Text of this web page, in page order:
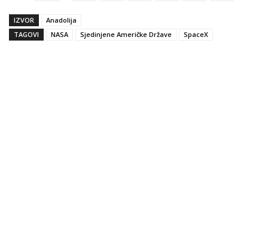
IZVOR
Anadolija
TAGOVI
NASA Sjedinjene Američke Države SpaceX